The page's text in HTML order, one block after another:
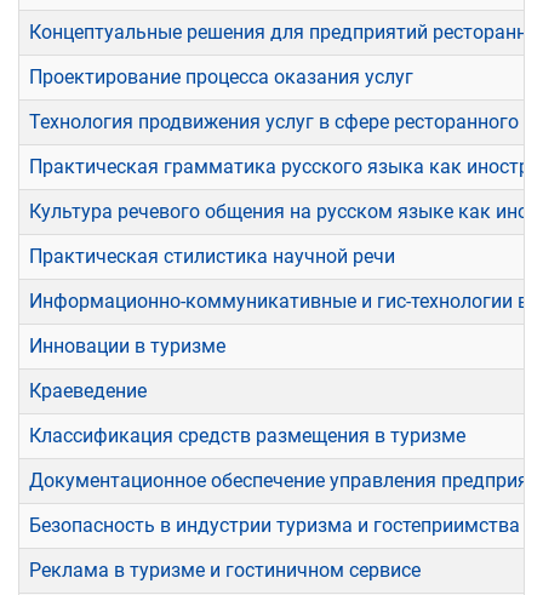
Концептуальные решения для предприятий
Проектирование процесса оказания услуг
Технология продвижения услуг в сфере ресторанного
Практическая грамматика русского языка как
Культура речевого общения на русском языке как
Практическая стилистика научной речи
Информационно-коммуникативные и гис-технологии в
Инновации в туризме
Краеведение
Классификация средств размещения в туризме
Документационное обеспечение управления
Безопасность в индустрии туризма и гостеприимства
Реклама в туризме и гостиничном сервисе